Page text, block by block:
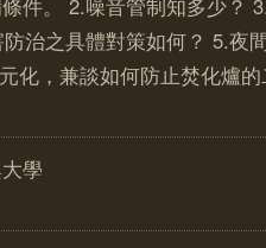
件。 2.噪音管制知多少？
治之具體對策如何？ 5.夜
化，兼談如何防止焚化爐
學